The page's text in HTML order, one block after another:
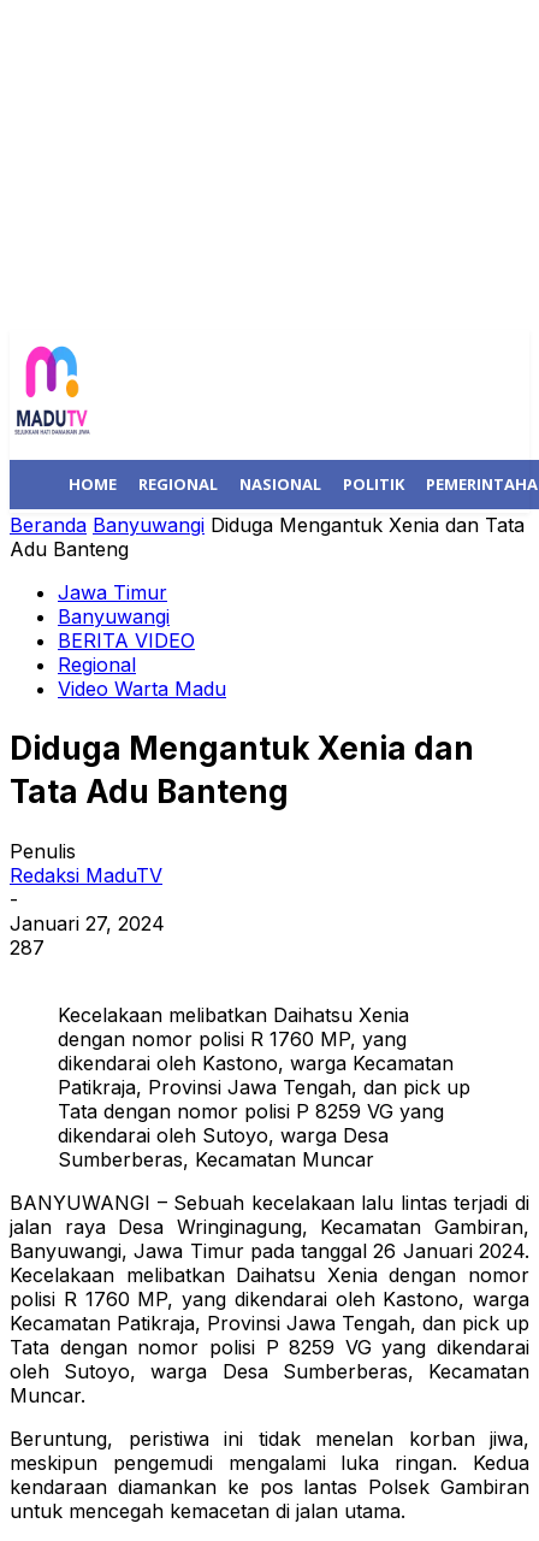
HOME REGIONAL NASIONAL POLITIK
Beranda Banyuwangi Diduga Mengantuk Xenia dan Tata
Adu Banteng
Jawa Timur
Banyuwangi
BERITA VIDEO
Regional
Video Warta Madu
Diduga Mengantuk Xenia dan
Tata Adu Banteng
Penulis
Redaksi MaduTV
-
Januari 27, 2024
287
Kecelakaan melibatkan Daihatsu Xenia
dengan nomor polisi R 1760 MP, yang
dikendarai oleh Kastono, warga Kecamatan
Patikraja, Provinsi Jawa Tengah, dan pick up
Tata dengan nomor polisi P 8259 VG yang
dikendarai oleh Sutoyo, warga Desa
Sumberberas, Kecamatan Muncar
BANYUWANGI – Sebuah kecelakaan lalu lintas terjadi di
jalan raya Desa Wringinagung, Kecamatan Gambiran,
Banyuwangi, Jawa Timur pada tanggal 26 Januari 2024.
Kecelakaan melibatkan Daihatsu Xenia dengan nomor
polisi R 1760 MP, yang dikendarai oleh Kastono, warga
Kecamatan Patikraja, Provinsi Jawa Tengah, dan pick up
Tata dengan nomor polisi P 8259 VG yang dikendarai
oleh Sutoyo, warga Desa Sumberberas, Kecamatan
Muncar.
Beruntung, peristiwa ini tidak menelan korban jiwa,
meskipun pengemudi mengalami luka ringan. Kedua
kendaraan diamankan ke pos lantas Polsek Gambiran
untuk mencegah kemacetan di jalan utama.